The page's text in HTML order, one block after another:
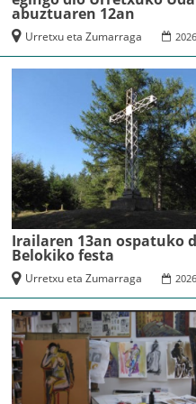
abuztuaren 12an
Urretxu eta Zumarraga
Irailaren 13an ospatuko
Belokiko festa
Urretxu eta Zumarraga